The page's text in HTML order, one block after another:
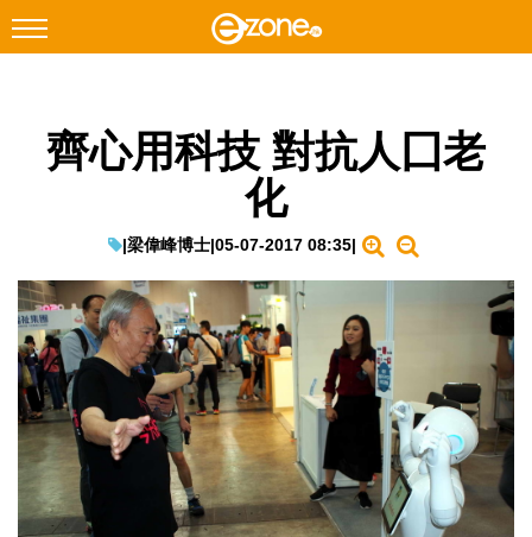
Facebook Instagram
遊戲動漫
教學評測
EduTech
IT Times
生成式AI與雲端應用
Enterprise Digital Transformation
齊心用科技 對抗人囗老
化
|梁偉峰博士|05-07-2017 08:35|